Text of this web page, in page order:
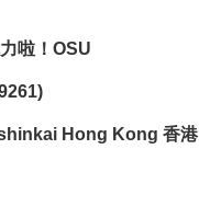
啦！OSU
Hong Kong 香港